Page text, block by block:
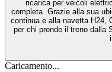
ricarica per veicoli
completa. Grazie alla sua
continua e alla navetta H24,
per chi prende il treno dalla
Caricamento...